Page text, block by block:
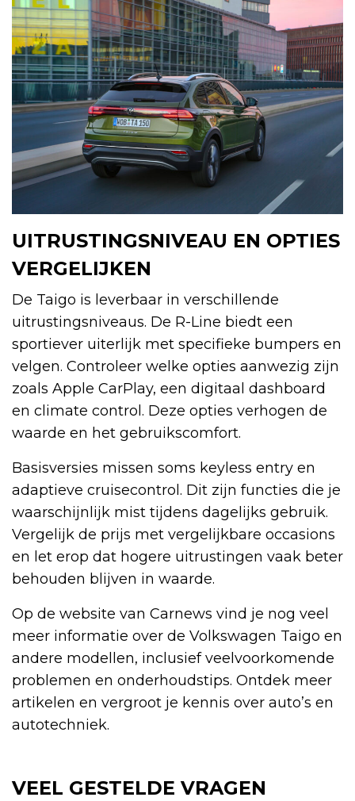
UITRUSTINGSNIVEAU EN OPTIES
VERGELIJKEN
De Taigo is leverbaar in verschillende
uitrustingsniveaus. De R-Line biedt een
sportiever uiterlijk met specifieke bumpers en
velgen. Controleer welke opties aanwezig zijn
zoals Apple CarPlay, een digitaal dashboard
en climate control. Deze opties verhogen de
waarde en het gebruikscomfort.
Basisversies missen soms keyless entry en
adaptieve cruisecontrol. Dit zijn functies die je
waarschijnlijk mist tijdens dagelijks gebruik.
Vergelijk de prijs met vergelijkbare occasions
en let erop dat hogere uitrustingen vaak beter
behouden blijven in waarde.
Op de website van Carnews vind je nog veel
meer informatie over de Volkswagen Taigo en
andere modellen, inclusief veelvoorkomende
problemen en onderhoudstips. Ontdek meer
artikelen en vergroot je kennis over auto’s en
autotechniek.
VEEL GESTELDE VRAGEN